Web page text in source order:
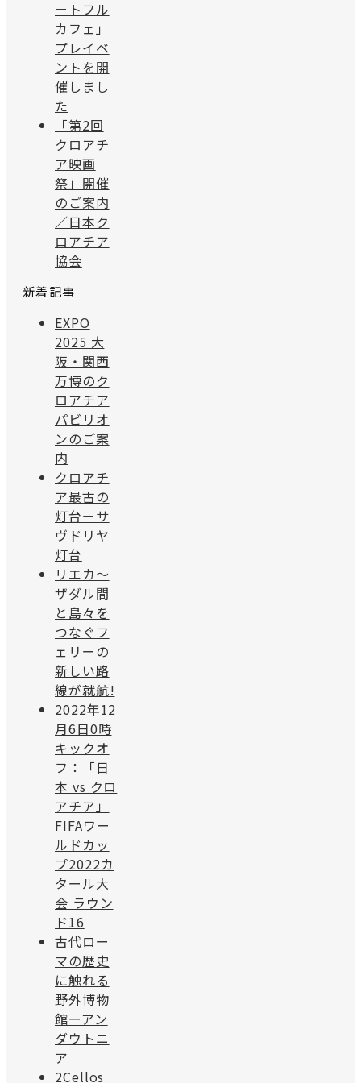
ートフル
カフェ」
プレイベ
ントを開
催しまし
た
「第2回
クロアチ
ア映画
祭」開催
のご案内
／日本ク
ロアチア
協会
新着記事
EXPO
2025 大
阪・関西
万博のク
ロアチア
パビリオ
ンのご案
内
クロアチ
ア最古の
灯台ーサ
ヴドリヤ
灯台
リエカ〜
ザダル間
と島々を
つなぐフ
ェリーの
新しい路
線が就航!
2022年12
月6日0時
キックオ
フ：「日
本 vs クロ
アチア」
FIFAワー
ルドカッ
プ2022カ
タール大
会 ラウン
ド16
古代ロー
マの歴史
に触れる
野外博物
館ーアン
ダウトニ
ア
2Cellos